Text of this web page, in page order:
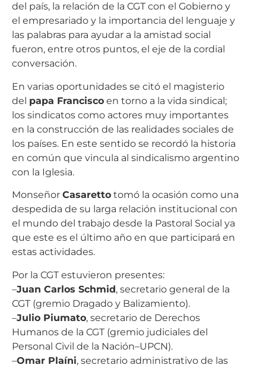
del país, la relación de la CGT con el Gobierno y
el empresariado y la importancia del lenguaje y
las palabras para ayudar a la amistad social
fueron, entre otros puntos, el eje de la cordial
conversación.
En varias oportunidades se citó el magisterio
del papa Francisco en torno a la vida sindical;
los sindicatos como actores muy importantes
en la construcción de las realidades sociales de
los países. En este sentido se recordó la historia
en común que vincula al sindicalismo argentino
con la Iglesia.
Monseñor Casaretto tomó la ocasión como una
despedida de su larga relación institucional con
el mundo del trabajo desde la Pastoral Social ya
que este es el último año en que participará en
estas actividades.
Por la CGT estuvieron presentes:
–Juan Carlos Schmid, secretario general de la
CGT (gremio Dragado y Balizamiento).
–Julio Piumato, secretario de Derechos
Humanos de la CGT (gremio judiciales del
Personal Civil de la Nación–UPCN).
–Omar Plaíni, secretario administrativo de las